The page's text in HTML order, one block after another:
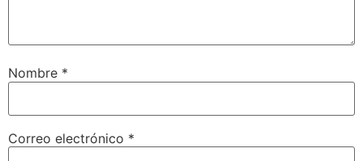
Nombre *
Correo electrónico *